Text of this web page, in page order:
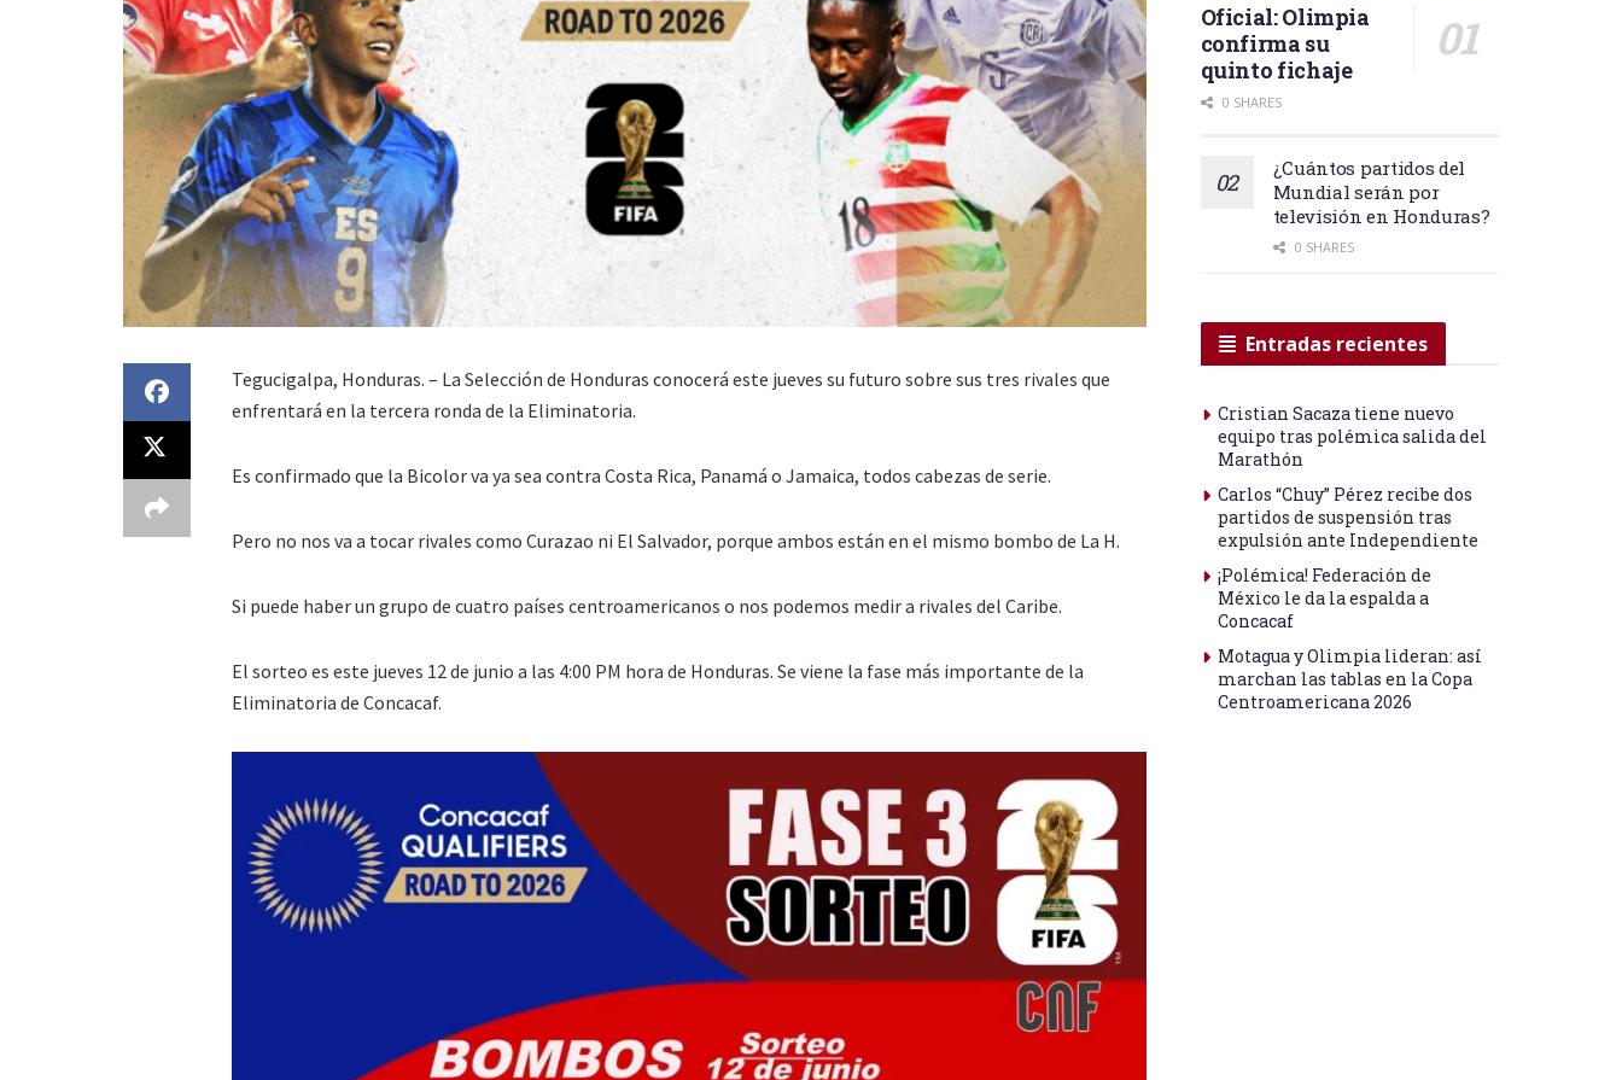
Tegucigalpa, Honduras. – La Selección de Honduras conocerá este jueves su futuro sobre sus tres rivales que
enfrentará en la tercera ronda de la Eliminatoria.
Es confirmado que la Bicolor va ya sea contra Costa Rica, Panamá o Jamaica, todos cabezas de serie.
Pero no nos va a tocar rivales como Curazao ni El Salvador, porque ambos están en el mismo bombo de La H.
Si puede haber un grupo de cuatro países centroamericanos o nos podemos medir a rivales del Caribe.
El sorteo es este jueves 12 de junio a las 4:00 PM hora de Honduras. Se viene la fase más importante de la
Eliminatoria de Concacaf.
Oficial: Olimpia
confirma su
quinto fichaje
0 SHARES
¿Cuántos partidos del
Mundial serán por
televisión en Honduras?
0 SHARES
Entradas recientes
Cristian Sacaza tiene nuevo
equipo tras polémica salida del
Marathón
Carlos “Chuy” Pérez recibe dos
partidos de suspensión tras
expulsión ante Independiente
¡Polémica! Federación de
México le da la espalda a
Concacaf
Motagua y Olimpia lideran: así
marchan las tablas en la Copa
Centroamericana 2026